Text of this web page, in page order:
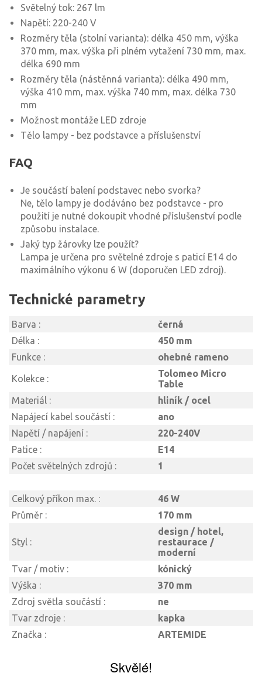
Světelný tok: 267 lm
Napětí: 220-240 V
Rozměry těla (stolní varianta): délka 450 mm, výška
370 mm, max. výška při plném vytažení 730 mm, max.
délka 690 mm
Rozměry těla (nástěnná varianta): délka 490 mm,
výška 410 mm, max. výška 740 mm, max. délka 730
mm
Možnost montáže LED zdroje
Tělo lampy - bez podstavce a příslušenství
FAQ
Je součástí balení podstavec nebo svorka?
Ne, tělo lampy je dodáváno bez podstavce - pro
použití je nutné dokoupit vhodné příslušenství podle
způsobu instalace.
Jaký typ žárovky lze použít?
Lampa je určena pro světelné zdroje s paticí E14 do
maximálního výkonu 6 W (doporučen LED zdroj).
Technické parametry
Barva :
černá
Délka :
450 mm
Funkce :
ohebné rameno
Kolekce :
Tolomeo Micro
Table
Materiál :
hliník / ocel
Napájecí kabel součástí :
ano
Napětí / napájení :
220-240V
Patice :
E14
Počet světelných zdrojů :
1
Celkový příkon max. :
46 W
Průměr :
170 mm
Styl :
design / hotel,
restaurace /
moderní
Tvar / motiv :
kónický
Výška :
370 mm
Zdroj světla součástí :
ne
Tvar zdroje :
kapka
Značka :
ARTEMIDE